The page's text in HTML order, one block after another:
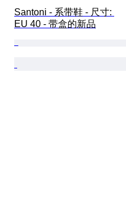
Santoni - 系带鞋 - 尺寸:
EU 40 - 带盒的新品